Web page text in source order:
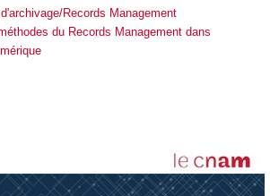
Records Management
du Records Management dans